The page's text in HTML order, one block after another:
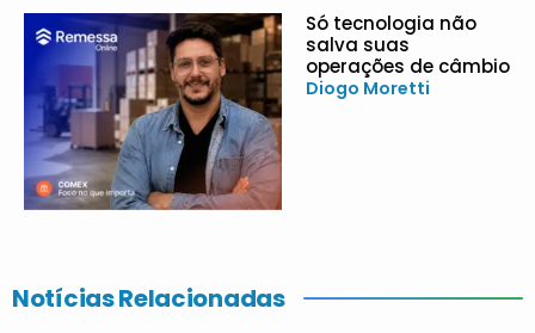
Só tecnologia não
salva suas
operações de câmbio
Diogo Moretti
Notícias Relacionadas